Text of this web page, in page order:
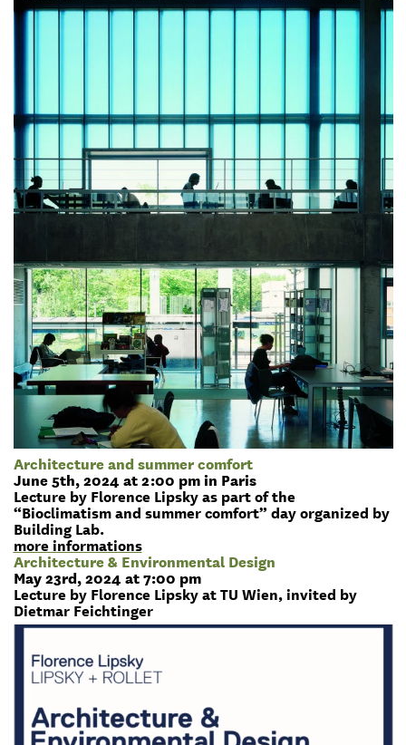
Architecture and summer comfort
June 5th, 2024 at 2:00 pm in Paris
Lecture by Florence Lipsky as part of the
“Bioclimatism and summer comfort” day organized by
Building Lab.
more informations
Architecture & Environmental Design
May 23rd, 2024 at 7:00 pm
Lecture by Florence Lipsky at TU Wien, invited by
Dietmar Feichtinger